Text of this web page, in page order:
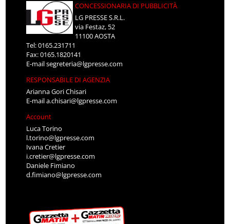
CONCESSIONARIA DI PUBBLICITÀ
LG PRESSE S.R.L.
via Festaz, 52
11100 AOSTA
Tel: 0165.231711
Fax: 0165.1820141
E-mailsegreteria@lgpresse.com
RESPONSABILE DI AGENZIA
Arianna Gori Chisari
E-maila.chisari@lgpresse.com
Account
Luca Torino
l.torino@lgpresse.com
Ivana Cretier
i.cretier@lgpresse.com
Daniele Fimiano
d.fimiano@lgpresse.com